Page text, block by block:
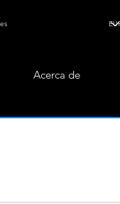
Acerca de